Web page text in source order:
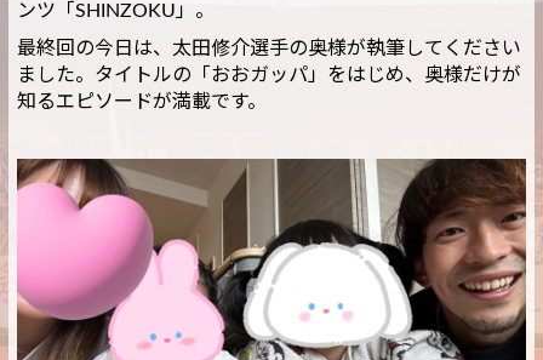
ンツ「SHINZOKU」。
最終回の今日は、太田修介選手の奥様が執筆してください
ました。タイトルの「おおガッパ」をはじめ、奥様だけが
知るエピソードが満載です。